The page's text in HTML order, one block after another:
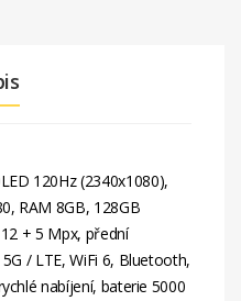
120Hz (2340x1080),
RAM 8GB, 128GB
+ 5 Mpx, přední
/ LTE, WiFi 6, Bluetooth,
nabíjení, baterie 5000